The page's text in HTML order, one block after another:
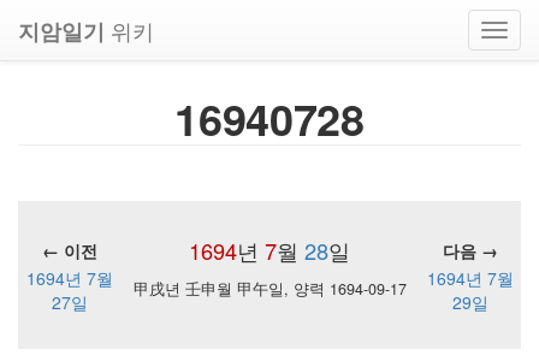
지암일기 위키
16940728
1694년 7월 28일
← 이전
다음 →
1694년 7월
27일
甲戌년 壬申월 甲午일, 양력 1694-09-17
1694년 7월
29일